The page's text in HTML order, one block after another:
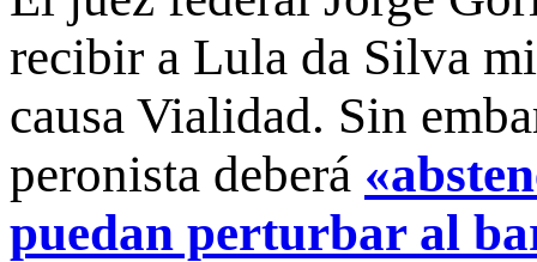
recibir a Lula da Silva
causa Vialidad. Sin
peronista deberá
puedan perturbar al